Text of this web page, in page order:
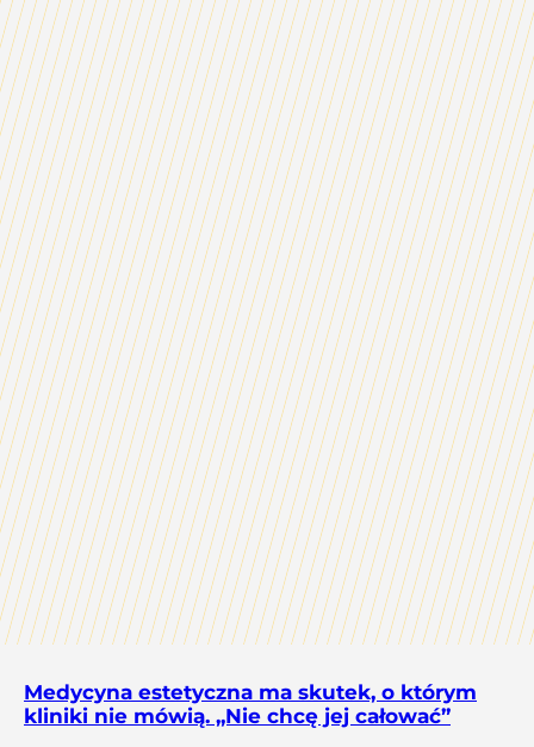
Medycyna estetyczna ma skutek, o którym
kliniki nie mówią. „Nie chcę jej całować”